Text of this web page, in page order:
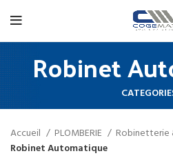
Robinet
Accueil PLOMBERIE
Robinetterie
Robinet Automatique